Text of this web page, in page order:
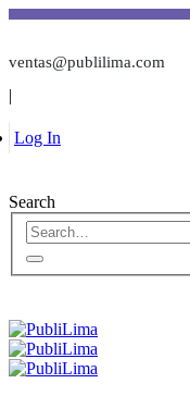
ventas@publilima.com
|
Log In
Search